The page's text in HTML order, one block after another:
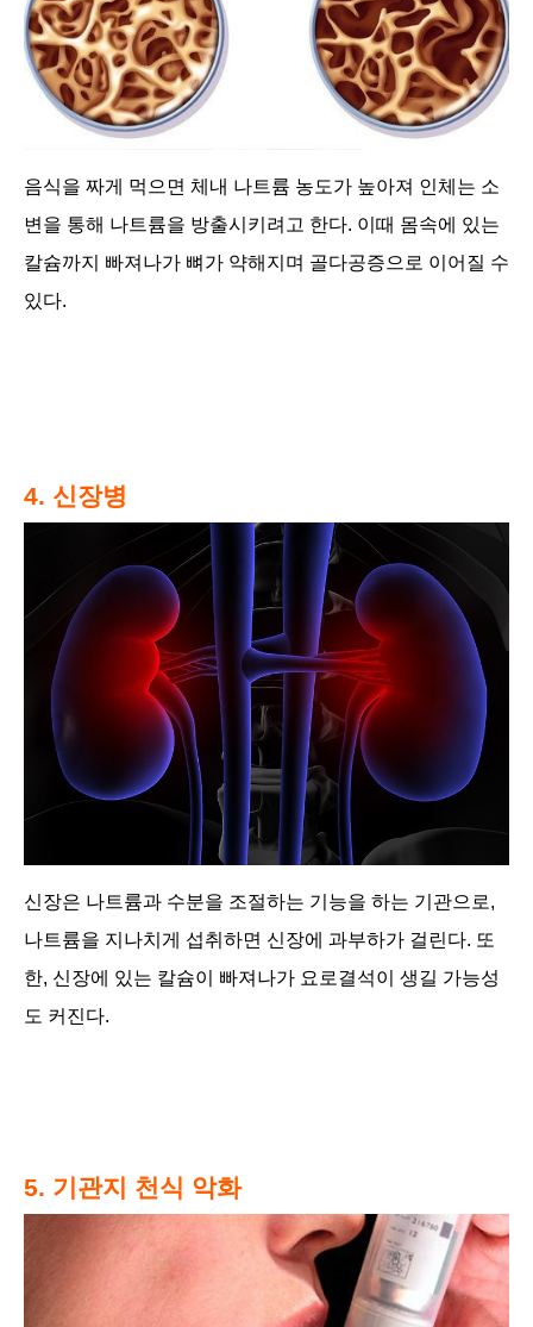
음식을 짜게 먹으면 체내 나트륨 농도가 높아져 인체는 소
변을 통해 나트륨을 방출시키려고 한다. 이때 몸속에 있는
칼슘까지 빠져나가 뼈가 약해지며 골다공증으로 이어질 수
있다.
4. 신장병
신장은 나트륨과 수분을 조절하는 기능을 하는 기관으로,
나트륨을 지나치게 섭취하면 신장에 과부하가 걸린다. 또
한, 신장에 있는 칼슘이 빠져나가 요로결석이 생길 가능성
도 커진다.
5. 기관지 천식 악화